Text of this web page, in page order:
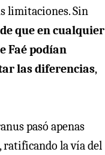
limitaciones. Sin
que en cualquier
Faé podían
las diferencias,
pasó apenas
ratificando la vía del